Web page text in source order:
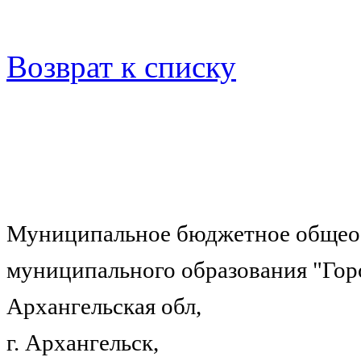
Возврат к списку
Муниципальное бюджетное
муниципального образования
Архангельская обл,
г. Архангельск,